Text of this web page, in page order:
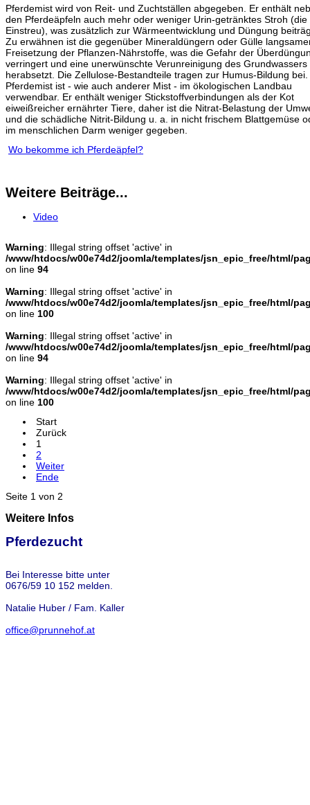
Pferdemist wird von Reit- und Zuchtställen abgegeben. Er enthält
den Pferdeäpfeln auch mehr oder weniger Urin-getränktes Stroh (die
Einstreu), was zusätzlich zur Wärmeentwicklung und Düngung
Zu erwähnen ist die gegenüber Mineraldüngern oder Gülle
Freisetzung der Pflanzen-Nährstoffe, was die Gefahr der
verringert und eine unerwünschte Verunreinigung des Grundwassers
herabsetzt. Die Zellulose-Bestandteile tragen zur Humus-Bildung bei.
Pferdemist ist - wie auch anderer Mist - im ökologischen Landbau
verwendbar. Er enthält weniger Stickstoffverbindungen als der Kot
eiweißreicher ernährter Tiere, daher ist die Nitrat-Belastung der
und die schädliche Nitrit-Bildung u. a. in nicht frischem Blattgemüse
im menschlichen Darm weniger gegeben.
Wo bekomme ich Pferdeäpfel?
Weitere Beiträge...
Video
Warning: Illegal string offset 'active' in
/www/htdocs/w00e74d2/joomla/templates/jsn_epic_free/html/
on line 94
Warning: Illegal string offset 'active' in
/www/htdocs/w00e74d2/joomla/templates/jsn_epic_free/html/
on line 100
Warning: Illegal string offset 'active' in
/www/htdocs/w00e74d2/joomla/templates/jsn_epic_free/html/
on line 94
Warning: Illegal string offset 'active' in
/www/htdocs/w00e74d2/joomla/templates/jsn_epic_free/html/
on line 100
Start
Zurück
1
2
Weiter
Ende
Seite 1 von 2
Weitere Infos
Pferdezucht
Bei Interesse bitte unter
0676/59 10 152 melden.
Natalie Huber / Fam. Kaller
office@prunnehof.at